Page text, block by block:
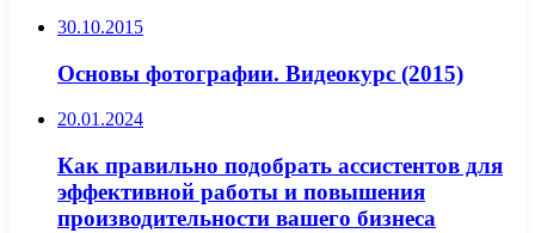
30.10.2015
Основы фотографии. Видеокурс (2015)
20.01.2024
Как правильно подобрать ассистентов для
эффективной работы и повышения
производительности вашего бизнеса